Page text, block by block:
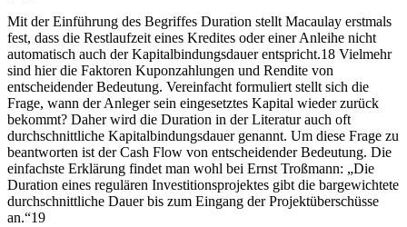
Mit der Einführung des Begriffes Duration stellt Macaulay erstmals
fest, dass die Restlaufzeit eines Kredites oder einer Anleihe nicht
automatisch auch der Kapitalbindungsdauer entspricht.18 Vielmehr
sind hier die Faktoren Kuponzahlungen und Rendite von
entscheidender Bedeutung. Vereinfacht formuliert stellt sich die
Frage, wann der Anleger sein eingesetztes Kapital wieder zurück
bekommt? Daher wird die Duration in der Literatur auch oft
durchschnittliche Kapitalbindungsdauer genannt. Um diese Frage zu
beantworten ist der Cash Flow von entscheidender Bedeutung. Die
einfachste Erklärung findet man wohl bei Ernst Troßmann: „Die
Duration eines regulären Investitionsprojektes gibt die bargewichtete
durchschnittliche Dauer bis zum Eingang der Projektüberschüsse
an.“19